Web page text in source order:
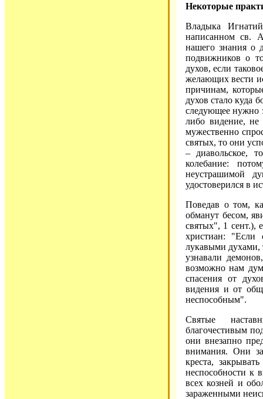
Некоторые
Владыка
написанном св.
нашего знания о
подвижников о
духов, если
желающих вести
причинам,
духов стало куда
следующее нужно
либо видение,
мужественно
святых, то они
– диавольское,
колебание:
неустрашимой
удостоверился в
Поведав о том,
обманут бесом,
святых", 1 сент.),
христиан: "Если
лукавыми духами,
узнавали
возможно нам
спасения от
видения и от
неспособным".
Святые
благочестивым
они внезапно
внимания. Они
креста,
неспособности к
всех козней и
зараженными